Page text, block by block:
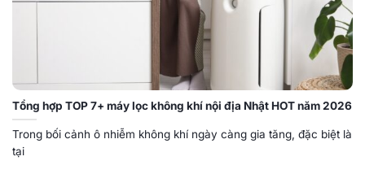
Tổng hợp TOP 7+ máy lọc không khí nội địa Nhật HOT năm 2026
Trong bối cảnh ô nhiễm không khí ngày càng gia tăng, đặc biệt là
tại